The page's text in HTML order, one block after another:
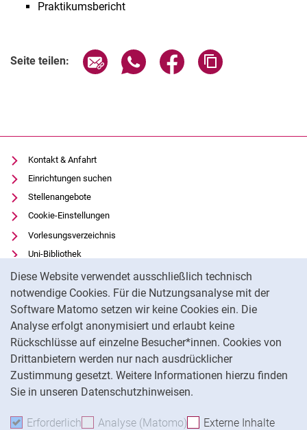
Diese Website verwendet ausschließlich technisch
notwendige Cookies. Für die Nutzungsanalyse mit der
Software Matomo setzen wir keine Cookies ein. Die
Analyse erfolgt anonymisiert und erlaubt keine
Rückschlüsse auf einzelne Besucher*innen. Cookies von
Drittanbietern werden nur nach ausdrücklicher
Zustimmung gesetzt. Weitere Informationen hierzu finden
Sie in unseren Datenschutzhinweisen.
Erforderlich Erforderliche Cookies akzeptieren
Analyse (Matomo) Analyse-Cookies
Externe Inhalte
Praktikumsbericht
Seite teilen: Seite über E-Mail teilen
Seite über WhatsApp teilen
Seite über Facebook
Kontakt & Anfahrt
Einrichtungen suchen
Stellenangebote
Cookie-Einstellungen
Vorlesungsverzeichnis
Uni-Bibliothek
Moodle
Panopto
Datenschutz
Barrierefreiheit
Transparenter KI-Einsatz